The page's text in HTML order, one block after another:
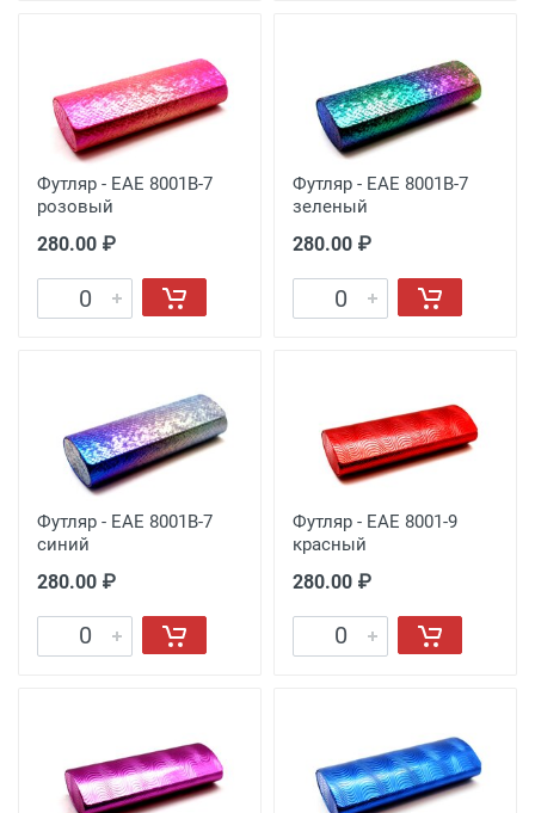
Футляр - EAE 8001B-7
розовый
280.00 ₽
Футляр - EAE 8001B-7
зеленый
280.00 ₽
Футляр - EAE 8001B-7
синий
280.00 ₽
Футляр - EAE 8001-9
красный
280.00 ₽